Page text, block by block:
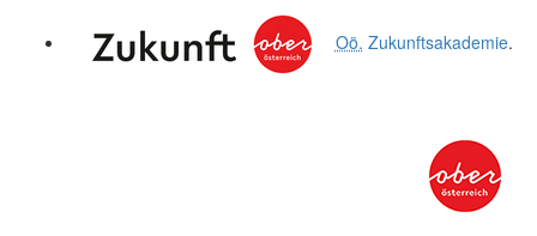
Oö. Zukunftsakademie.